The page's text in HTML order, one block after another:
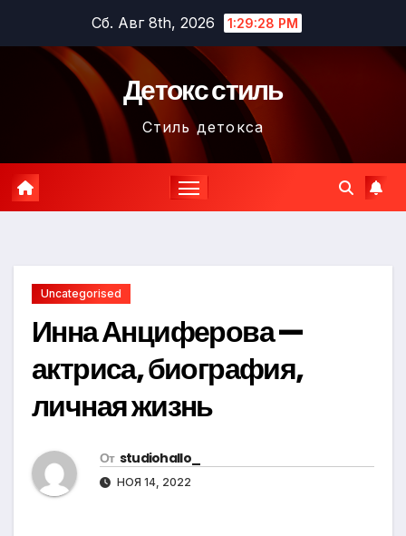
содержимому
Сб. Авг 8th, 2026 1:29:29 PM
Детокс стиль
Стиль детокса
Uncategorised
Инна Анциферова —
актриса, биография,
личная жизнь
От studiohallo_
НОЯ 14, 2022